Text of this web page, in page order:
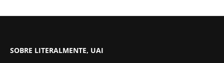
SOBRE LITERALMENTE, UAI